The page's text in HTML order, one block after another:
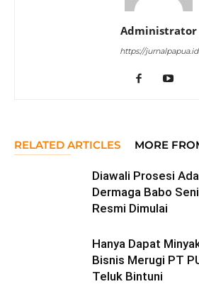
Administrator
https://jurnalpapua.id
RELATED ARTICLES MORE
Diawali Prosesi
Dermaga Babo
Resmi Dimulai
Hanya Dapat
Bisnis Merugi PT
Teluk Bintuni